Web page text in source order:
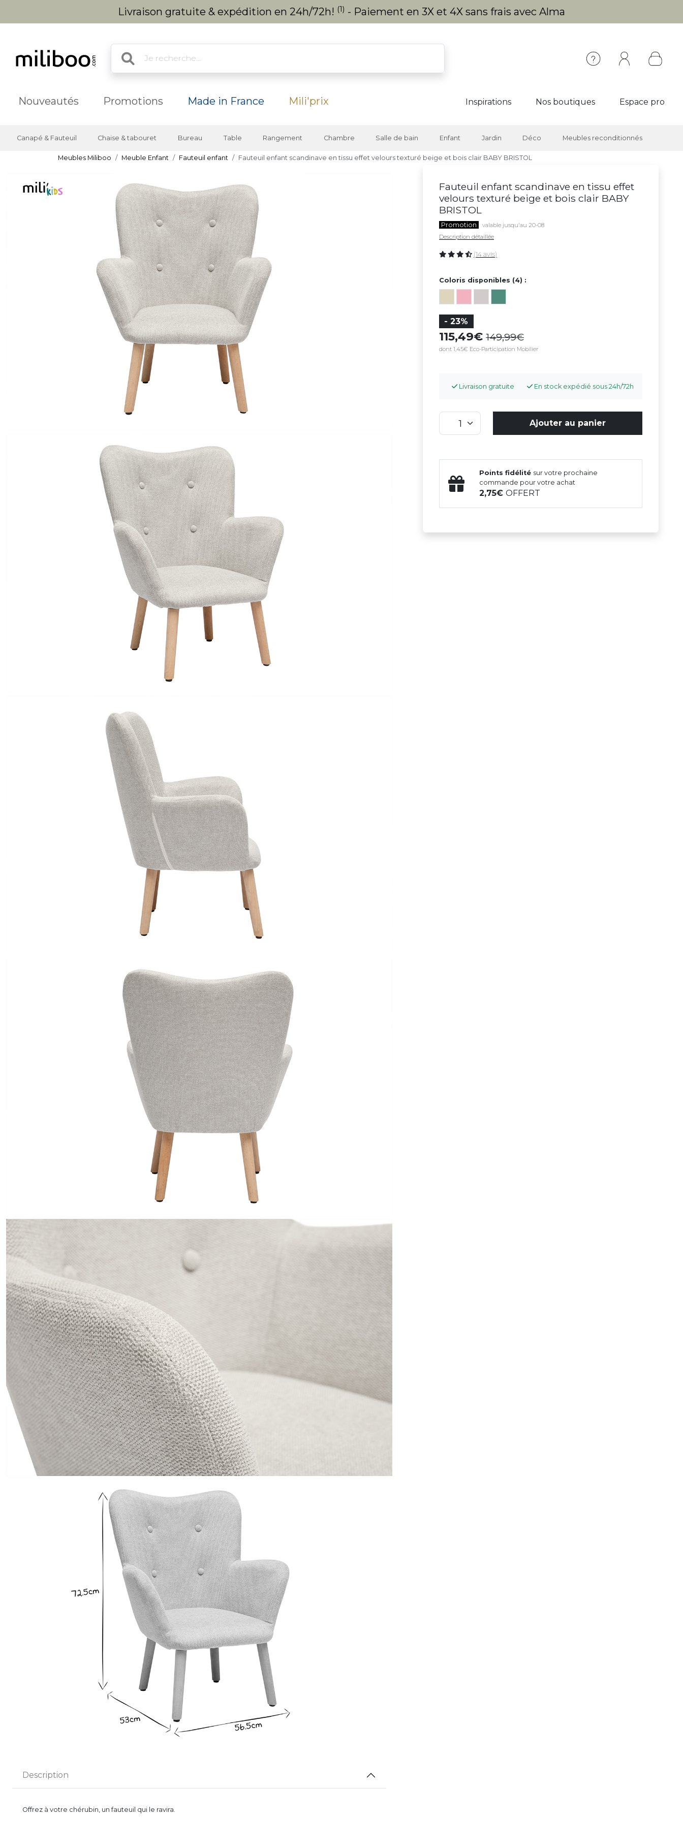
Livraison gratuite & expédition en 24h/72h! (1) - Paiement en 3X et 4X sans frais avec Alma
Nouveautés Promotions Made in France Mili'prix Inspirations Nos boutiques Espace pro
Canapé & Fauteuil Chaise & tabouret Bureau Table Rangement Chambre Salle de bain Enfant Jardin Déco Meubles reconditionnés
Meubles Miliboo Meuble Enfant Fauteuil enfant Fauteuil enfant scandinave en tissu effet velours texturé beige et bois clair BABY BRISTOL
Fauteuil enfant scandinave en tissu effet
velours texturé beige et bois clair BABY
BRISTOL
Promotion
valable jusqu'au 20-08
Description détaillée
(14 avis)
Coloris disponibles (4) :
- 23%
115,49 149,99
dont 1,45€ Eco-Participation Mobilier
Livraison gratuite En stock expédié sous 24h/72h
Ajouter au panier
Points fidélité sur votre prochaine
commande pour votre achat
2,75OFFERT
Description
Offrez à votre chérubin, un fauteuil qui le ravira.